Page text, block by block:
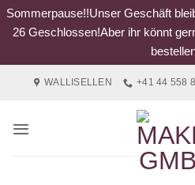
Sommerpause!!Unser Geschäft
26 Geschlossen!Aber ihr könnt
WALLISELLEN +41 44 558